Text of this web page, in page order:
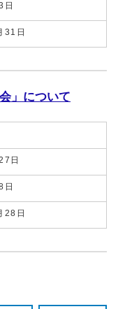
日
31日
」について
日
日
28日